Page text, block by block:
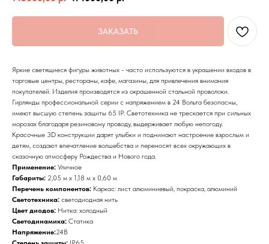
ЗАКАЗАТЬ
Яркие светящиеся фигуры животных - часто используются в украшении входов в
торговые центры, рестораны, кафе, магазины, для привлечения внимания
покупателей. Изделия производятся из окрашенной стальной проволоки.
Гирлянды профессиональной серии с напряжением в 24 Вольта безопасны,
имеют высшую степень защиты 65 IP. Светотехника не трескается при сильных
морозах благодаря резиновому проводу, выдерживает любую непогоду.
Красочные 3D конструкции дарят улыбки и поднимают настроение взрослым и
детям, создают впечатление волшебства и переносят всех окружающих в
сказочную атмосферу Рождества и Нового года.
Применение: Уличное
Габариты: 2,05 м x 1,18 м x 0,60 м
Перечень компонентов: Каркас: лист алюминиевый, покраска, алюминий
Светотехника: светодиодная нить
Цвет диодов: Нитка: холодный
Светодинамика: Статика
Напряжение:24В